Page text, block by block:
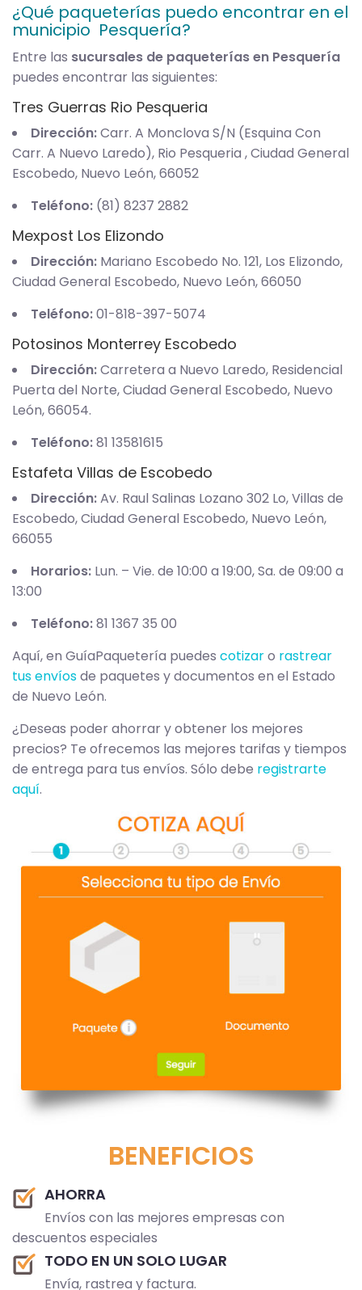
¿Qué paqueterías puedo encontrar en el
municipio Pesquería?
Entre las sucursales de paqueterías en Pesquería
puedes encontrar las siguientes:
Tres Guerras Rio Pesqueria
Dirección:Carr. A Monclova S/N (Esquina Con
Carr. A Nuevo Laredo), Rio Pesqueria , Ciudad General
Escobedo, Nuevo León, 66052
Teléfono: (81) 8237 2882
Mexpost Los Elizondo
Dirección: Mariano Escobedo No. 121, Los Elizondo,
Ciudad General Escobedo, Nuevo León, 66050
Teléfono:01-818-397-5074
Potosinos Monterrey Escobedo
Dirección:Carretera a Nuevo Laredo, Residencial
Puerta del Norte, Ciudad General Escobedo, Nuevo
León, 66054.
Teléfono:81 13581615
Estafeta Villas de Escobedo
Dirección:Av. Raul Salinas Lozano 302 Lo, Villas de
Escobedo, Ciudad General Escobedo, Nuevo León,
66055
Horarios: Lun. – Vie. de 10:00 a 19:00, Sa. de 09:00 a
13:00
Teléfono:81 1367 35 00
Aquí, en GuíaPaquetería puedes cotizaro rastrear
tus envíosde paquetes y documentos en el Estado
de Nuevo León.
¿Deseas poder ahorrar y obtener los mejores
precios? Te ofrecemos las mejores tarifas y tiempos
de entrega para tus envíos. Sólo debe registrarte
aquí.
BENEFICIOS
AHORRA
Envíos con las mejores empresas con
descuentos especiales
TODO EN UN SOLO LUGAR
Envía, rastrea y factura.